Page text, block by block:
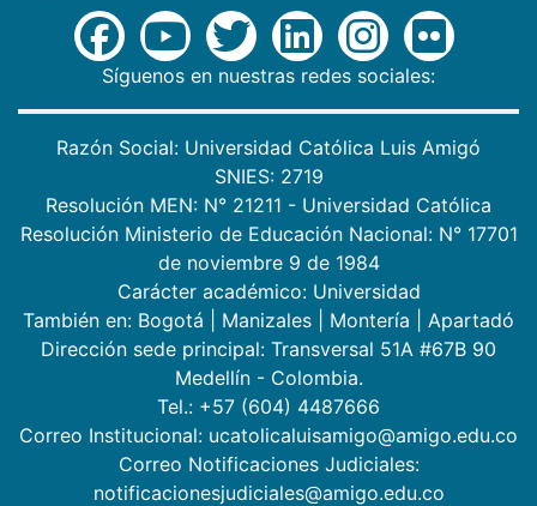
Síguenos en nuestras redes sociales:
Razón Social: Universidad Católica Luis Amigó
SNIES: 2719
Resolución MEN: N° 21211 - Universidad Católica
Resolución Ministerio de Educación Nacional: N° 17701
de noviembre 9 de 1984
Carácter académico: Universidad
También en: Bogotá Manizales Montería
Apartadó
Dirección sede principal: Transversal 51A #67B 90
Medellín - Colombia.
Tel.: +57 (604) 4487666
Correo Institucional: ucatolicaluisamigo@amigo.edu.co
Correo Notificaciones Judiciales:
notificacionesjudiciales@amigo.edu.co